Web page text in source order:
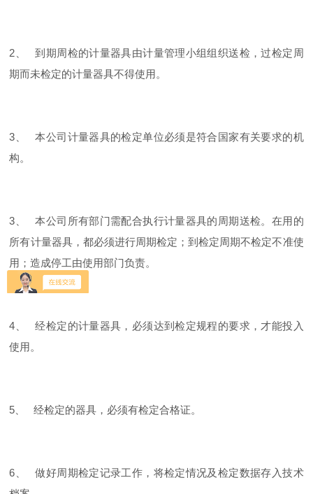
2、 到期周检的计量器具由计量管理小组组织送检，过检定周
期而未检定的计量器具不得使用。
3、 本公司计量器具的检定单位必须是符合国家有关要求的机
构。
3、 本公司所有部门需配合执行计量器具的周期送检。在用的
所有计量器具，都必须进行周期检定；到检定周期不检定不准使
用；造成停工由使用部门负责。
4、 经检定的计量器具，必须达到检定规程的要求，才能投入
使用。
5、 经检定的器具，必须有检定合格证。
6、 做好周期检定记录工作，将检定情况及检定数据存入技术